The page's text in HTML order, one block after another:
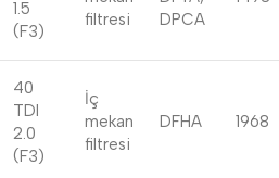
1.5
(F3)
filtresi
DPCA
40
TDI
2.0
(F3)
İç
mekan
filtresi
DFHA 1968